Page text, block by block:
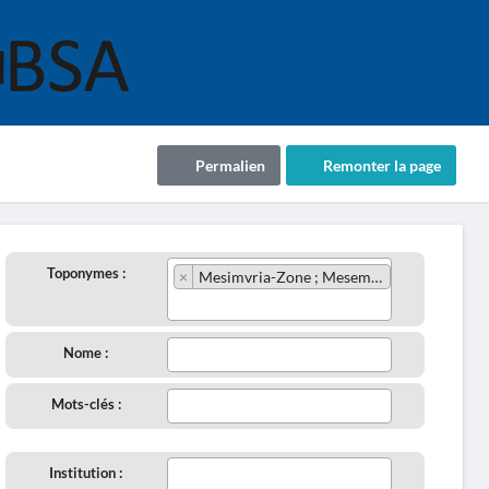
Remonter la page
Permalien
Toponymes : × Mesimvria-Zone ; Mesembria-Zone
Nome :
Mots-clés :
Institution :